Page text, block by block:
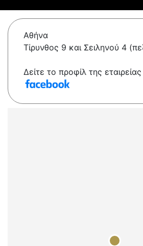
Αθήνα
Τίρυνθος 9 και Σειληνού 4
Δείτε το προφίλ της